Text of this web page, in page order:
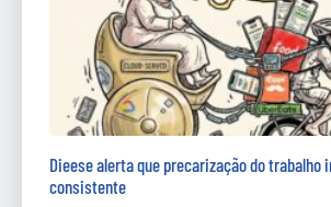
Dieese alerta que precarização do trabalho
consistente